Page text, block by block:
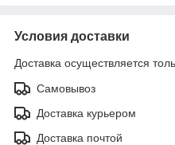
Условия доставки
Доставка осуществляется
Самовывоз
Доставка курьером
Доставка почтой